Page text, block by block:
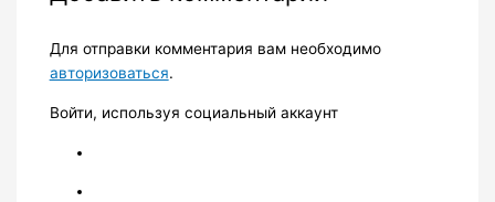
Для отправки комментария вам необходимо
авторизоваться.
Войти, используя социальный аккаунт